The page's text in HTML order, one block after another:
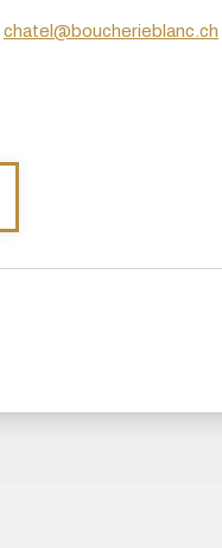
chatel@boucherieblanc.ch